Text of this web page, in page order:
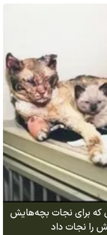
که برای نجات بچه‌هایش
را نجات داد